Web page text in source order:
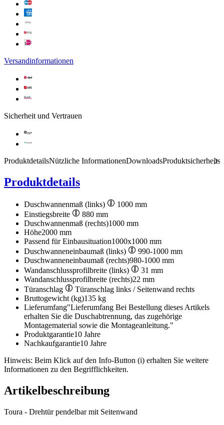
Versandinformationen
Sicherheit und Vertrauen
Produktdetails
Produktdetails
Duschwannenmaß (links)
1000 mm
Einstiegsbreite
880 mm
Duschwannenmaß (rechts)1000 mm
Höhe2000 mm
Passend für Einbausituation1000x1000 mm
Duschwanneneinbaumaß (links)
990-1000 mm
Duschwanneneinbaumaß (rechts)980-1000 mm
Wandanschlussprofilbreite (links)
31 mm
Wandanschlussprofilbreite (rechts)22 mm
Türanschlag
Türanschlag links / Seitenwand rechts
Bruttogewicht (kg)135 kg
Lieferumfang"Lieferumfang Bei Bestellung dieses Artikels
erhalten Sie die Duschabtrennung, das zugehörige
Montagematerial sowie die Montageanleitung."
Produktgarantie10 Jahre
Nachkaufgarantie10 Jahre
Hinweis: Beim Klick auf den Info-Button (i) erhalten Sie weitere
Informationen zu den Begrifflichkeiten.
Nützliche InformationenDownloads
Artikelbeschreibung
Toura - Drehtür pendelbar mit Seitenwand